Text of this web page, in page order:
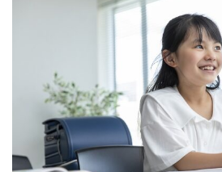
学習グッズレビュー
その他 中学受験関連
お問い合わせ
プライバシーポリシー